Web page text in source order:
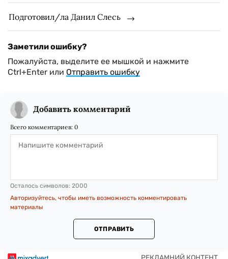
Подготовил/ла Данил Слесь
Заметили ошибку?
Пожалуйста, выделите ее мышкой и нажмите
Ctrl+Enter или Отправить ошибку
Добавить комментарий
Всего комментариев: 0
Осталось символов: 2000
Авторизуйтесь, чтобы иметь возможность комментировать
материалы
ОТПРАВИТЬ